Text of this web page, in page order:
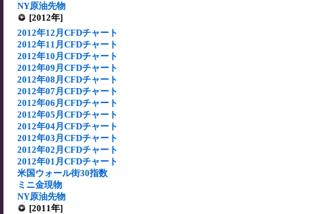
NY原油先物
[2012年]
2012年12月CFDチャート
2012年11月CFDチャート
2012年10月CFDチャート
2012年09月CFDチャート
2012年08月CFDチャート
2012年07月CFDチャート
2012年06月CFDチャート
2012年05月CFDチャート
2012年04月CFDチャート
2012年03月CFDチャート
2012年02月CFDチャート
2012年01月CFDチャート
米国ウォール街30指数
ミニ金現物
NY原油先物
[2011年]